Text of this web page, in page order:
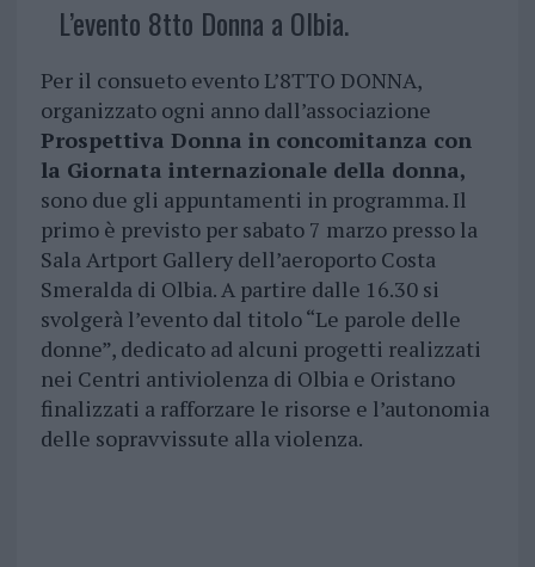
L’evento 8tto Donna a Olbia.
Per il consueto evento L’8TTO DONNA,
organizzato ogni anno dall’associazione
Prospettiva Donna in concomitanza con
la Giornata internazionale della donna,
sono due gli appuntamenti in programma. Il
primo è previsto per sabato 7 marzo presso la
Sala Artport Gallery dell’aeroporto Costa
Smeralda di Olbia. A partire dalle 16.30 si
svolgerà l’evento dal titolo “Le parole delle
donne”, dedicato ad alcuni progetti realizzati
nei Centri antiviolenza di Olbia e Oristano
finalizzati a rafforzare le risorse e l’autonomia
delle sopravvissute alla violenza.